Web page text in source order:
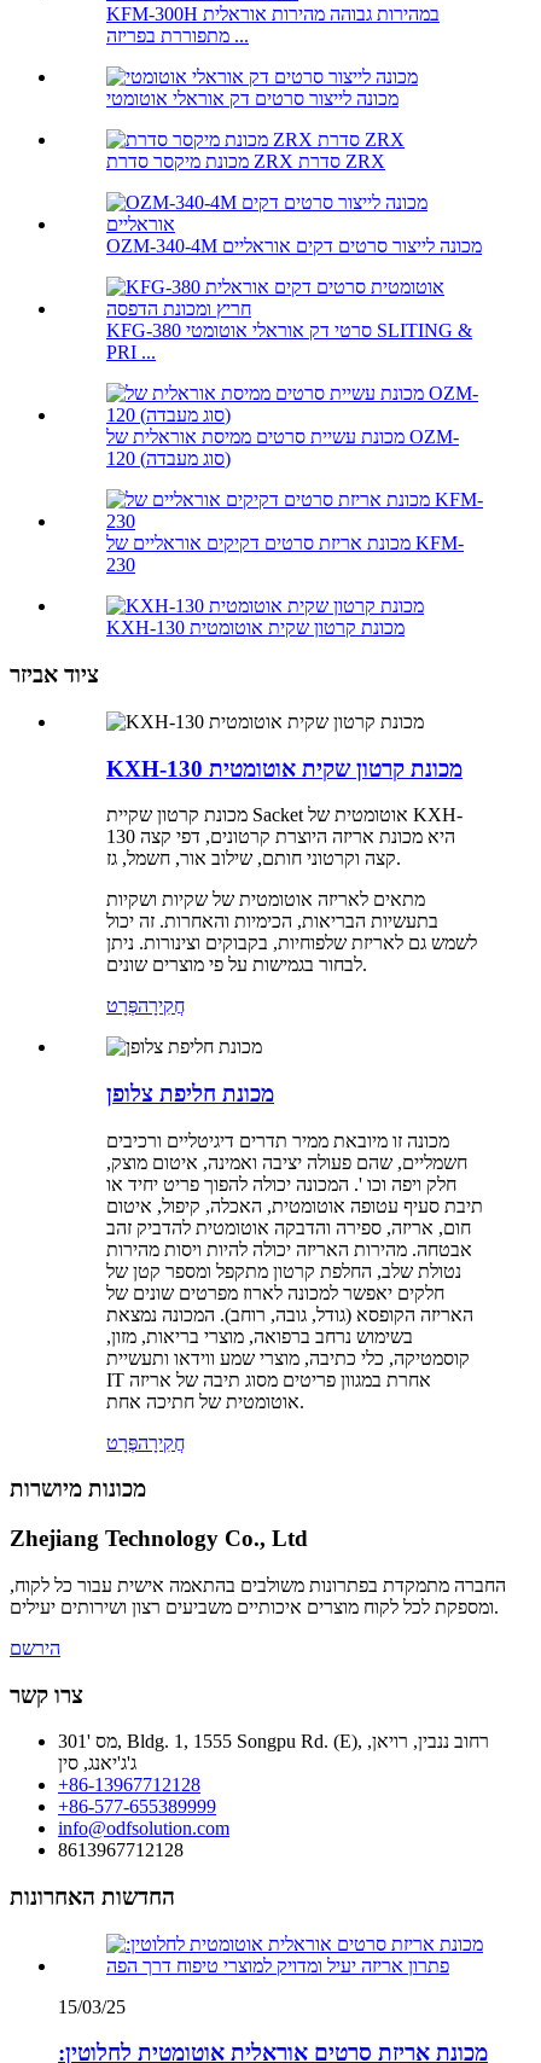
KFM-300H במהירות גבוהה מהירות אוראלית
מתפוררת בפריזה ...
מכונה לייצור סרטים דק אוראלי אוטומטי
מכונת מיקסר סדרת ZRX סדרת ZRX
OZM-340-4M מכונה לייצור סרטים דקים אוראליים
KFG-380 סרטי דק אוראלי אוטומטי SLITING &
PRI ...
מכונת עשיית סרטים ממיסת אוראלית של OZM-
120 (סוג מעבדה)
מכונת אריזת סרטים דקיקים אוראליים של KFM-
230
KXH-130 מכונת קרטון שקית אוטומטית
ציוד אביזר
KXH-130 מכונת קרטון שקית אוטומטית
מכונת קרטון שקיית Sacket אוטומטית של KXH-
130 היא מכונת אריזה היוצרת קרטונים, דפי קצה
קצה וקרטוני חותם, שילוב אור, חשמל, גז.
מתאים לאריזה אוטומטית של שקיות ושקיות
בתעשיות הבריאות, הכימיות והאחרות. זה יכול
לשמש גם לאריזת שלפוחיות, בקבוקים וצינורות. ניתן
לבחור בגמישות על פי מוצרים שונים.
חֲקִירָהפְּרָט
מכונת חליפת צלופן
מכונה זו מיובאת ממיר תדרים דיגיטליים ורכיבים
חשמליים, שהם פעולה יציבה ואמינה, איטום מוצק,
חלק ויפה וכו '. המכונה יכולה להפוך פריט יחיד או
תיבת סעיף עטופה אוטומטית, האכלה, קיפול, איטום
חום, אריזה, ספירה והדבקה אוטומטית להדביק זהב
אבטחה. מהירות האריזה יכולה להיות ויסות מהירות
נטולת שלב, החלפת קרטון מתקפל ומספר קטן של
חלקים יאפשר למכונה לארוז מפרטים שונים של
האריזה הקופסא (גודל, גובה, רוחב). המכונה נמצאת
בשימוש נרחב ברפואה, מוצרי בריאות, מזון,
קוסמטיקה, כלי כתיבה, מוצרי שמע ווידאו ותעשיית
IT אחרת במגוון פריטים מסוג תיבה של אריזה
אוטומטית של חתיכה אחת.
חֲקִירָהפְּרָט
מכונות מיושרות
Zhejiang Technology Co., Ltd
החברה מתמקדת בפתרונות משולבים בהתאמה אישית עבור כל לקוח,
ומספקת לכל לקוח מוצרים איכותיים משביעים רצון ושירותים יעילים.
הירשם
צרו קשר
מס '301, Bldg. 1, 1555 Songpu Rd. (E), רחוב ננבין, רויאן,
ג'ג'יאנג, סין
+86-13967712128
+86-577-655389999
info@odfsolution.com
8613967712128
החדשות האחרונות
15/03/25
מכונת אריזת סרטים אוראלית אוטומטית לחלוטין: